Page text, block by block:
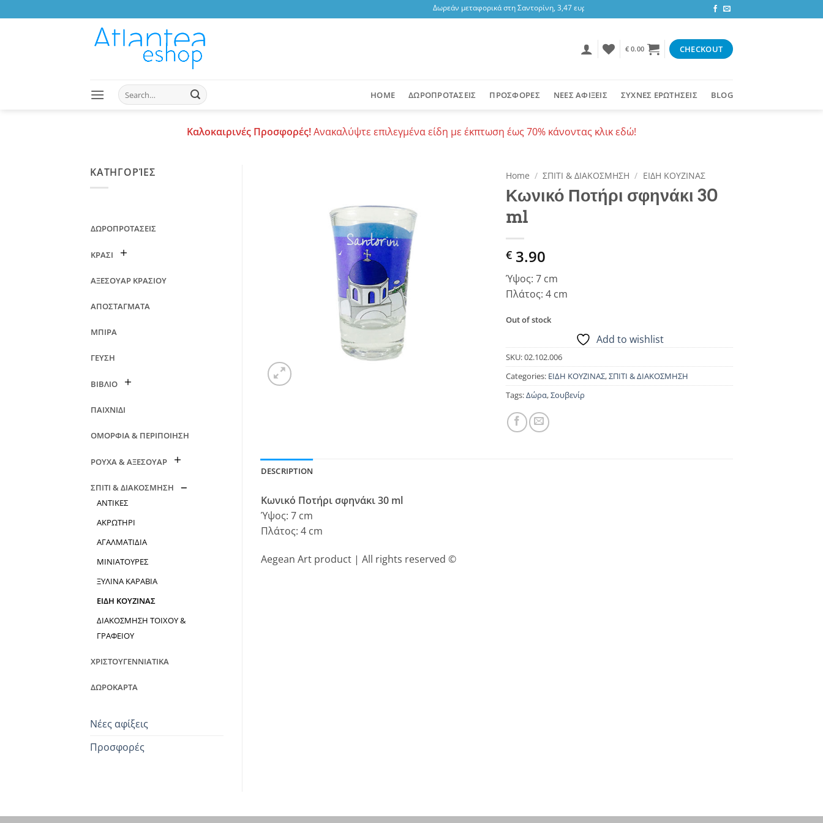
to
Δωρεάν μεταφορικά στη Σαντορίνη, 3,47 ευρώ στην υπόλοιπη Ελλάδα ή δωρεάν για αγορές 50+ ευρώ
€0.00 CHECKOUT
Search
for:
HOME ΔΩΡΟΠΡΟΤΑΣΕΙΣ ΠΡΟΣΦΟΡΕΣ ΝΕΕΣ ΑΦΙΞΕΙΣ ΣΥΧΝΕΣ ΕΡΩΤΗΣΕΙΣ BLOG
Καλοκαιρινές Προσφορές!Ανακαλύψτε επιλεγμένα είδη με έκπτωση έως 70% κάνοντας κλικ εδώ!
ΚΑΤΗΓΟΡΊΕΣ
ΔΩΡΟΠΡΟΤΑΣΕΙΣ
ΚΡΑΣΙ
ΑΞΕΣΟΥΑΡ ΚΡΑΣΙΟΥ
ΑΠΟΣΤΑΓΜΑΤΑ
ΜΠΙΡΑ
ΓΕΥΣΗ
ΒΙΒΛΙΟ
ΠΑΙΧΝΙΔΙ
ΟΜΟΡΦΙΑ & ΠΕΡΙΠΟΙΗΣΗ
ΡΟΥΧΑ & ΑΞΕΣΟΥΑΡ
ΣΠΙΤΙ & ΔΙΑΚΟΣΜΗΣΗ
ΑΝΤΙΚΕΣ
ΑΚΡΩΤΗΡΙ
ΑΓΑΛΜΑΤΙΔΙΑ
ΜΙΝΙΑΤΟΥΡΕΣ
ΞΥΛΙΝΑ ΚΑΡΑΒΙΑ
ΕΙΔΗ ΚΟΥΖΙΝΑΣ
ΔΙΑΚΟΣΜΗΣΗ ΤΟΙΧΟΥ &
ΓΡΑΦΕΙΟΥ
ΧΡΙΣΤΟΥΓΕΝΝΙΑΤΙΚΑ
ΔΩΡΟΚΑΡΤΑ
Νέες αφίξεις
Προσφορές
Home / ΣΠΙΤΙ & ΔΙΑΚΟΣΜΗΣΗ / ΕΙΔΗ ΚΟΥΖΙΝΑΣ
Κωνικό Ποτήρι σφηνάκι 30
ml
€ 3.90
Ύψος: 7 cm
Πλάτος: 4 cm
Out of stock
Add to wishlist
SKU:02.102.006
Categories: ΕΙΔΗ ΚΟΥΖΙΝΑΣ,ΣΠΙΤΙ & ΔΙΑΚΟΣΜΗΣΗ
Tags:Δώρα,Σουβενίρ
DESCRIPTION
Κωνικό Ποτήρι σφηνάκι 30 ml
Ύψος: 7 cm
Πλάτος: 4 cm
Aegean Art product | All rights reserved ©